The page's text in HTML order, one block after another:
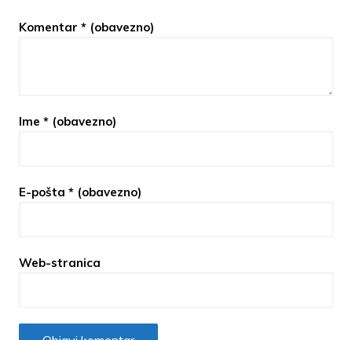
Komentar * (obavezno)
Ime * (obavezno)
E-pošta * (obavezno)
Web-stranica